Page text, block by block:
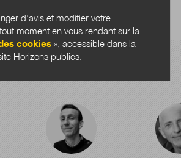
d’avis et modifier votre
moment en vous rendant sur la
cookies», accessible dans la
Horizons publics.